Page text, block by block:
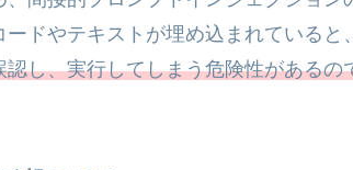
ドやテキストが埋め込まれていると、
認し、実行してしまう危険性があるの